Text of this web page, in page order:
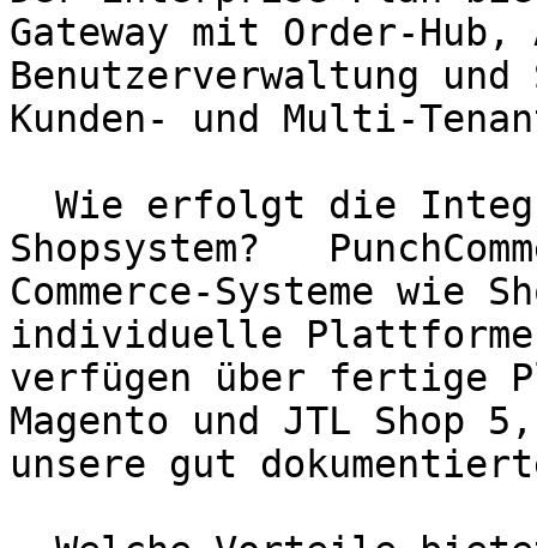
Gateway mit Order-
Benutzerverwaltung
Kunden- und Multi-
Shopsystem?
Commerce-Systeme wie
individuelle
verfügen über fertige
Magento und JTL Shop
unsere gut